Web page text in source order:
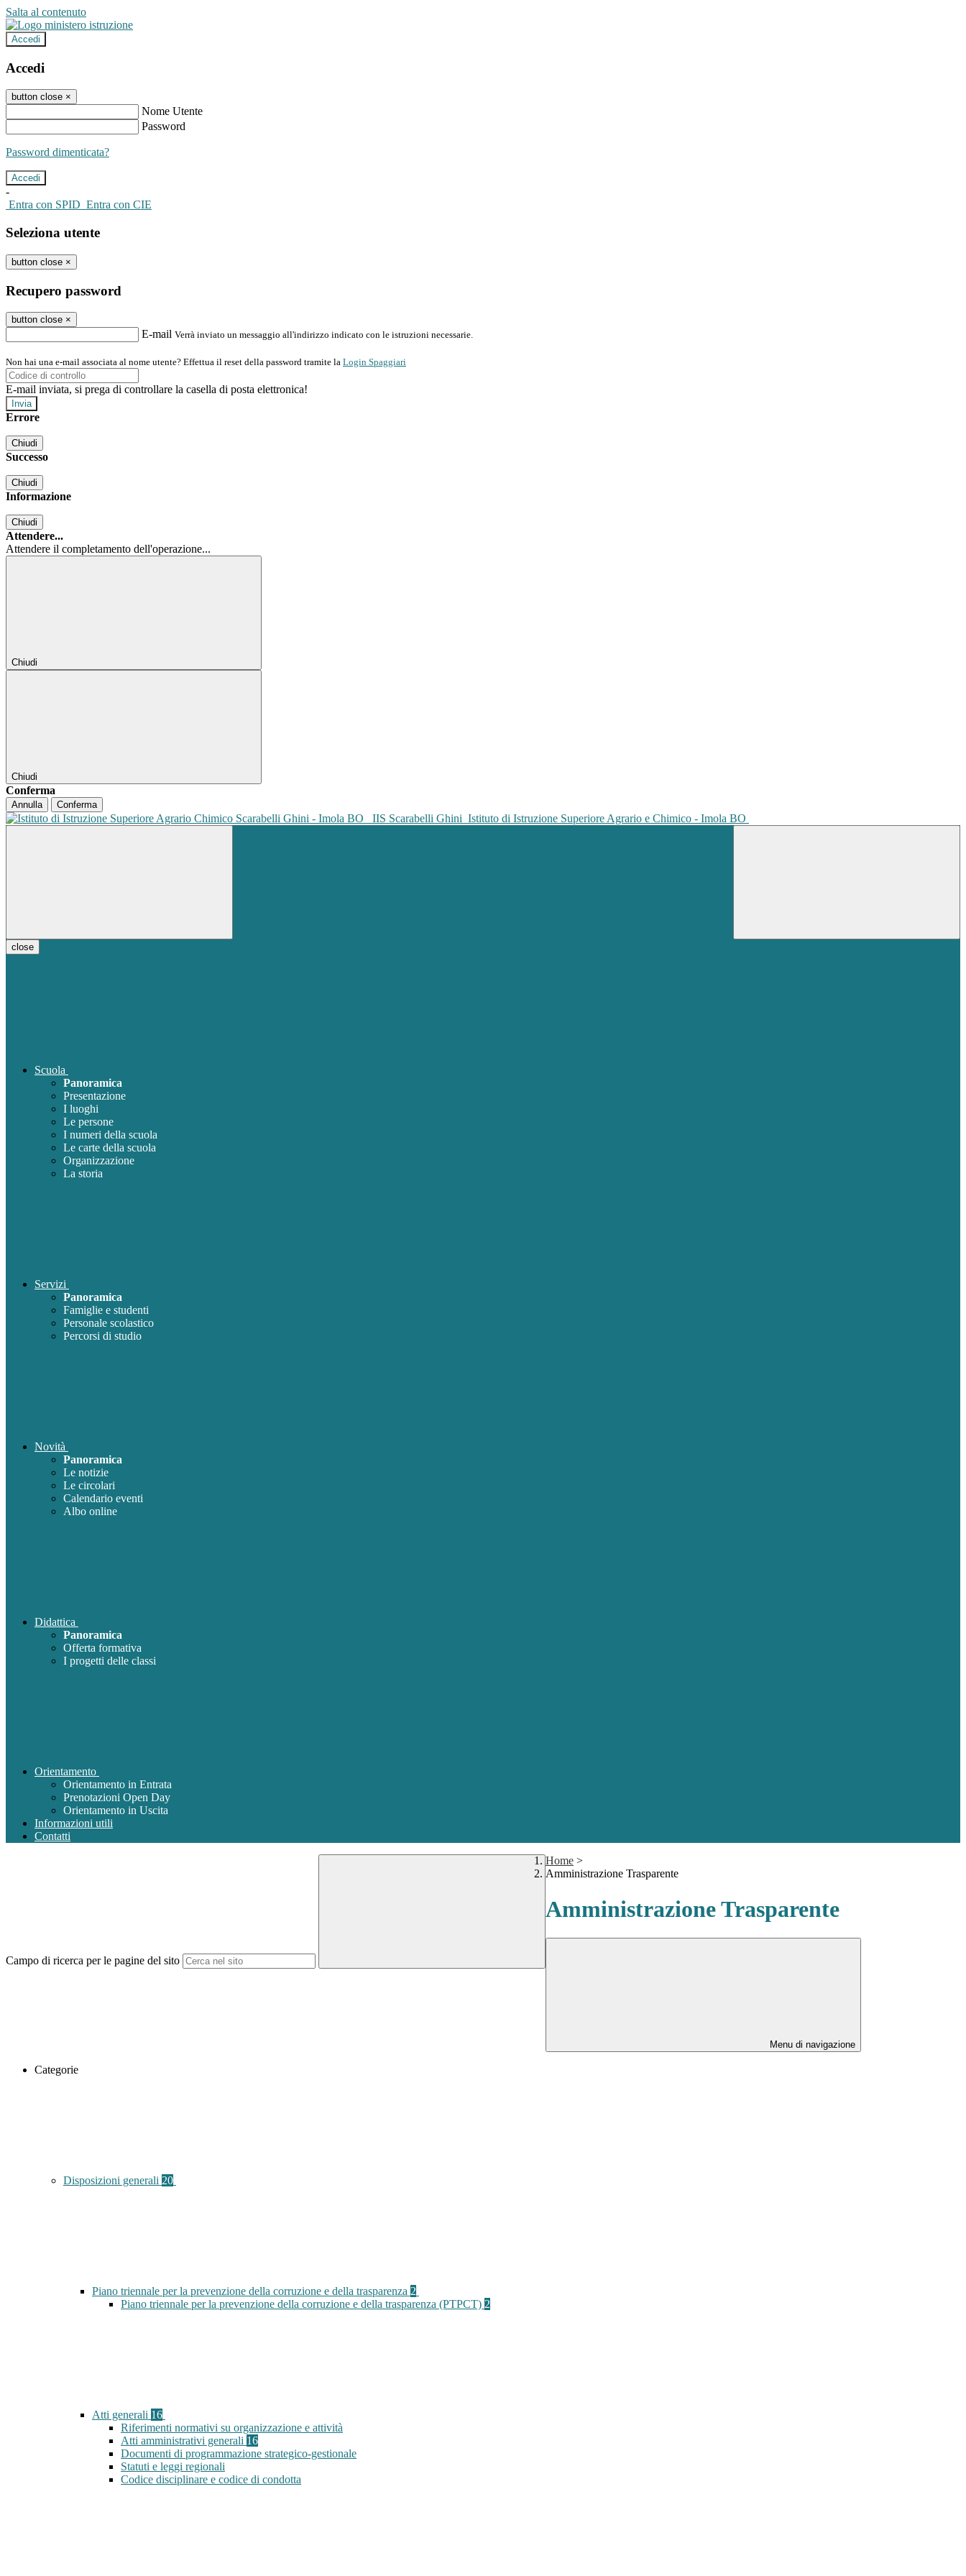
Salta al contenuto
Accedi
Accedi
button close ×
Nome Utente
Password
Password dimenticata?
-
Entra con SPID Entra con CIE
Seleziona utente
button close ×
Recupero password
button close ×
E-mail Verrà inviato un messaggio all'indirizzo indicato con le istruzioni necessarie.
Non hai una e-mail associata al nome utente? Effettua il reset della password tramite la Login Spaggiari
E-mail inviata, si prega di controllare la casella di posta elettronica!
Errore
Chiudi
Successo
Chiudi
Informazione
Chiudi
Attendere...
Attendere il completamento dell'operazione...
Chiudi
Chiudi
Conferma
Annulla Conferma
IIS Scarabelli Ghini Istituto di Istruzione Superiore Agrario e Chimico - Imola BO
close
Scuola
Panoramica
Presentazione
I luoghi
Le persone
I numeri della scuola
Le carte della scuola
Organizzazione
La storia
Servizi
Panoramica
Famiglie e studenti
Personale scolastico
Percorsi di studio
Novità
Panoramica
Le notizie
Le circolari
Calendario eventi
Albo online
Didattica
Panoramica
Offerta formativa
I progetti delle classi
Orientamento
Orientamento in Entrata
Prenotazioni Open Day
Orientamento in Uscita
Informazioni utili
Contatti
Campo di ricerca per le pagine del sito
Home >
Amministrazione Trasparente
Amministrazione Trasparente
Menu di navigazione
Categorie
Disposizioni generali 20
Piano triennale per la prevenzione della corruzione e della trasparenza 2
Piano triennale per la prevenzione della corruzione e della trasparenza (PTPCT) 2
Atti generali 16
Riferimenti normativi su organizzazione e attività
Atti amministrativi generali 16
Documenti di programmazione strategico-gestionale
Statuti e leggi regionali
Codice disciplinare e codice di condotta